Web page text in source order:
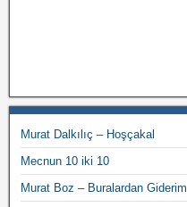
Murat Dalkılıç – Hoşçakal
Mecnun 10 iki 10
Murat Boz – Buralardan Giderim